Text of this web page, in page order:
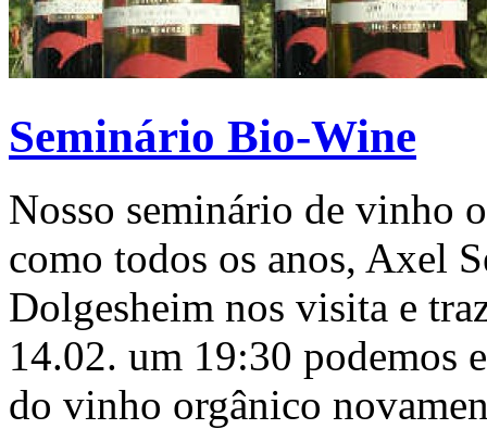
Seminário Bio-Wine
Nosso seminário de vinho
como todos os anos, Axel
Dolgesheim nos visita e
14.02. um 19:30 podemos
do vinho orgânico